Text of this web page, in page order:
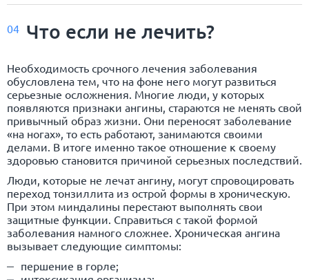
04 Что если не лечить?
Необходимость срочного лечения заболевания
обусловлена тем, что на фоне него могут развиться
серьезные осложнения. Многие люди, у которых
появляются признаки ангины, стараются не менять свой
привычный образ жизни. Они переносят заболевание
«на ногах», то есть работают, занимаются своими
делами. В итоге именно такое отношение к своему
здоровью становится причиной серьезных последствий.
Люди, которые не лечат ангину, могут спровоцировать
переход тонзиллита из острой формы в хроническую.
При этом миндалины перестают выполнять свои
защитные функции. Справиться с такой формой
заболевания намного сложнее. Хроническая ангина
вызывает следующие симптомы:
першение в горле;